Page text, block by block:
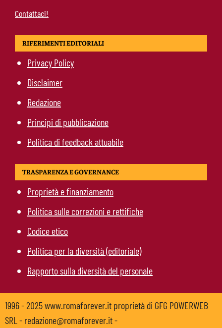
Contattaci!
RIFERIMENTI EDITORIALI
Privacy Policy
Disclaimer
Redazione
Principi di pubblicazione
Politica di feedback attuabile
TRASPARENZA E GOVERNANCE
Proprietà e finanziamento
Politica sulle correzioni e rettifiche
Codice etico
Politica per la diversità (editoriale)
Rapporto sulla diversità del personale
1996 - 2025 www.romaforever.it proprietà di GFG POWERWEB
SRL - redazione@romaforever.it -